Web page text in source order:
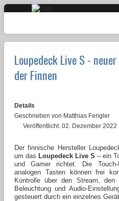
Loupedeck Live S -
der Finnen
Details
Geschrieben von Matthias Fengler
Veröffentlicht: 02. Dezember 2022
Der finnische Hersteller
um das Loupedeck Live S – ein
und Gamer richtet. Die
analogen Tasten können frei
Kontrolle über den Stream,
Beleuchtung und Audio-
gesteuert durch ein einzelnes Gerät.